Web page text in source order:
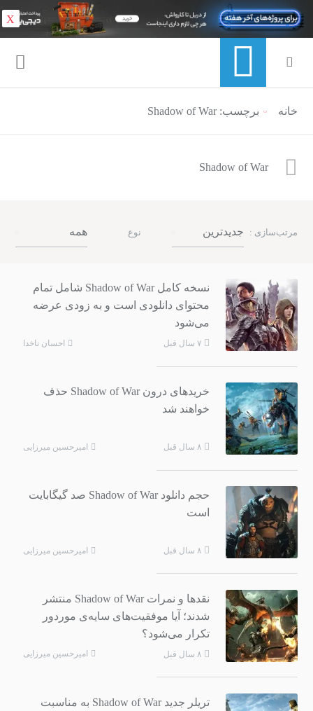
منوی ناوبری خرده نان
خانه برچسب: Shadow of War
Shadow of War
مرتب‌سازی : جدیدترین نوع همه
نسخه کامل Shadow of War شامل تمام
محتوای دانلودی است و به زودی عرضه
می‌شود
۷ سال قبل احسان ناخدا
خریدهای درون Shadow of War حذف
خواهند شد
۸ سال قبل امیرحسین میرزایی
حجم دانلود Shadow of War صد گیگابایت
است
۸ سال قبل امیرحسین میرزایی
نقدها و نمرات Shadow of War منتشر
شدند؛ آیا موفقیت‌های سایه‌ی موردور
تکرار می‌شود؟
۸ سال قبل امیرحسین میرزایی
تریلر جدید Shadow of War به مناسبت
X